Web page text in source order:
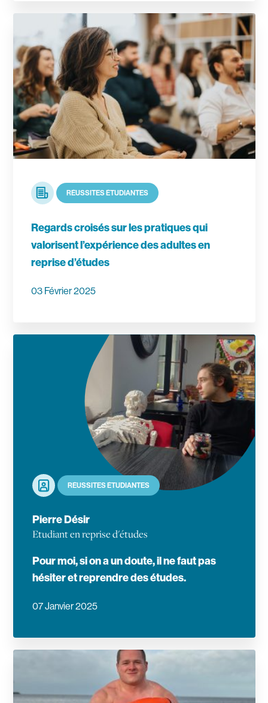
Regards croisés sur les pratiques qui
valorisent l’expérience des adultes en
reprise d’études
Article RÉUSSITES ÉTUDIANTES
03 Février 2025
Pierre Désir
Etudiant en reprise d'études
Pour moi, si on a un doute, il ne faut pas
hésiter et reprendre des études.
Portrait RÉUSSITES ÉTUDIANTES
07 Janvier 2025